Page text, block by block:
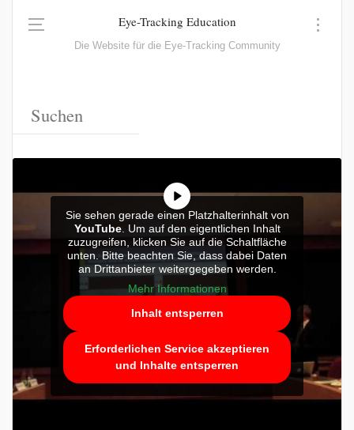
Eye-Tracking Education
Die Website für die Eye-Tracking Community
Sie sehen gerade einen Platzhalterinhalt von
YouTube. Um auf den eigentlichen Inhalt
zuzugreifen, klicken Sie auf die Schaltfläche
unten. Bitte beachten Sie, dass dabei Daten
an Drittanbieter weitergegeben werden.
Mehr Informationen
Inhalt entsperren
Erforderlichen Service akzeptieren
und Inhalte entsperren